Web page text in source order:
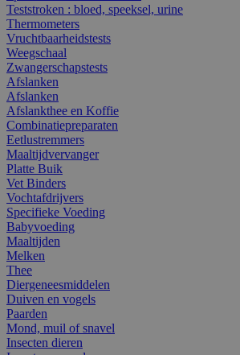
Teststroken : bloed, speeksel, urine
Thermometers
Vruchtbaarheidstests
Weegschaal
Zwangerschapstests
Afslanken
Afslanken
Afslankthee en Koffie
Combinatiepreparaten
Eetlustremmers
Maaltijdvervanger
Platte Buik
Vet Binders
Vochtafdrijvers
Specifieke Voeding
Babyvoeding
Maaltijden
Melken
Thee
Diergeneesmiddelen
Duiven en vogels
Paarden
Mond, muil of snavel
Insecten dieren